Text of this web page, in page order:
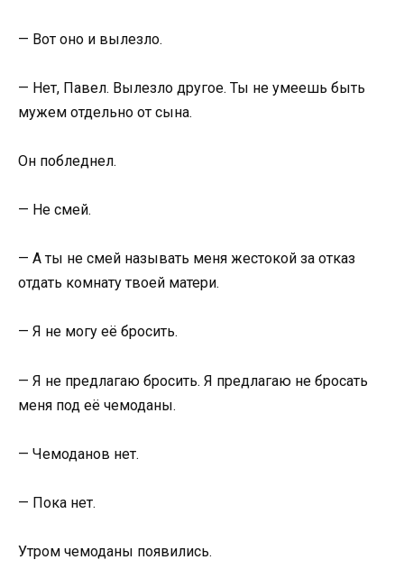
— Вот оно и вылезло.
— Нет, Павел. Вылезло другое. Ты не умеешь быть
мужем отдельно от сына.
Он побледнел.
— Не смей.
— А ты не смей называть меня жестокой за отказ
отдать комнату твоей матери.
— Я не могу её бросить.
— Я не предлагаю бросить. Я предлагаю не бросать
меня под её чемоданы.
— Чемоданов нет.
— Пока нет.
Утром чемоданы появились.